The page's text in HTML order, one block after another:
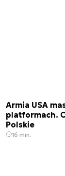
Armia USA
platformach.
Polskie
16 min.